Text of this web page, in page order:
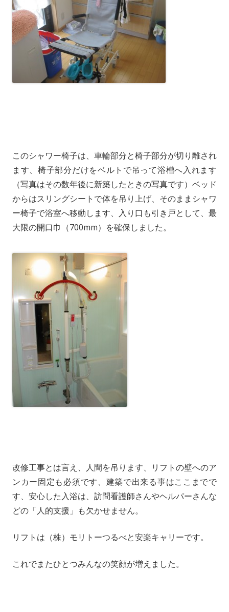
このシャワー椅子は、車輪部分と椅子部分が切り離され
ます、椅子部分だけをベルトで吊って浴槽へ入れます
（写真はその数年後に新築したときの写真です）ベッド
からはスリングシートで体を吊り上げ、そのままシャワ
ー椅子で浴室へ移動します、入り口も引き戸として、最
大限の開口巾（700mm）を確保しました。
改修工事とは言え、人間を吊ります、リフトの壁へのア
ンカー固定も必須です、建築で出来る事はここまでで
す、安心した入浴は、訪問看護師さんやヘルパーさんな
どの「人的支援」も欠かせません。
リフトは（株）モリトーつるべと安楽キャリーです。
これでまたひとつみんなの笑顔が増えました。